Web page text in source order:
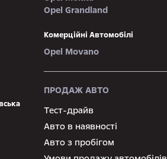
Opel Grandland
Комерційні Автомобілі
Opel Movano
ПРОДАЖ АВТО
Тест-драйв
Авто в наявності
Авто з пробігом